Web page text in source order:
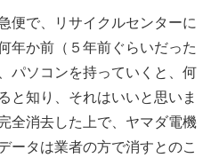
便で、リサイクルセンターに
年か前（５年前ぐらいだった
パソコンを持っていくと、何
と知り、それはいいと思いま
全消去した上で、ヤマダ電機
ータは業者の方で消すとのこ